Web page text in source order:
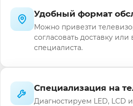
Удобный формат
Можно привезти
согласовать доставку или
специалиста.
Специализация на
Диагностируем LED, LCD